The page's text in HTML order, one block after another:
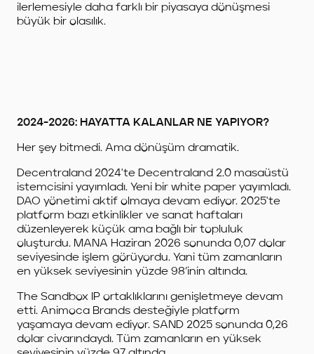
ilerlemesiyle daha farklı bir piyasaya dönüşmesi
büyük bir olasılık.
2024-2026: HAYATTA KALANLAR NE YAPIYOR?
Her şey bitmedi. Ama dönüşüm dramatik.
Decentraland 2024'te Decentraland 2.0 masaüstü
istemcisini yayımladı. Yeni bir white paper yayımladı.
DAO yönetimi aktif olmaya devam ediyor. 2025'te
platform bazı etkinlikler ve sanat haftaları
düzenleyerek küçük ama bağlı bir topluluk
oluşturdu. MANA Haziran 2026 sonunda 0,07 dolar
seviyesinde işlem görüyordu. Yani tüm zamanların
en yüksek seviyesinin yüzde 98’inin altında.
The Sandbox IP ortaklıklarını genişletmeye devam
etti. Animoca Brands desteğiyle platform
yaşamaya devam ediyor. SAND 2025 sonunda 0,26
dolar civarındaydı. Tüm zamanların en yüksek